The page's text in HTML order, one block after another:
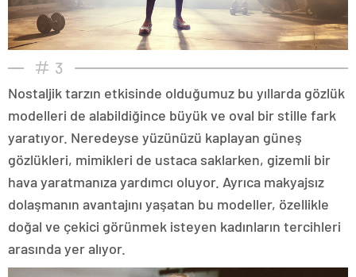
3
Nostaljik tarzın etkisinde olduğumuz bu yıllarda gözlük
modelleri de alabildiğince büyük ve oval bir stille fark
yaratıyor. Neredeyse yüzünüzü kaplayan güneş
gözlükleri, mimikleri de ustaca saklarken, gizemli bir
hava yaratmanıza yardımcı oluyor. Ayrıca makyajsız
dolaşmanın avantajını yaşatan bu modeller, özellikle
doğal ve çekici görünmek isteyen kadınların tercihleri
arasında yer alıyor.